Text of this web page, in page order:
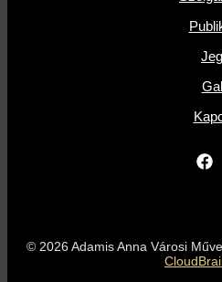
© 2026 Adamis Anna Városi